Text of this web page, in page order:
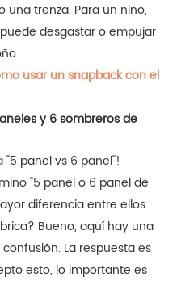
trenza. Para un niño,
desgastar o empujar
usar un snapback con el
y 6 sombreros de
panel vs 6 panel"!
"5 panel o 6 panel de
diferencia entre ellos
Bueno, aquí hay una
La respuesta es
esto, lo importante es